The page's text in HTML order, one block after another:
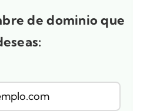
de dominio que